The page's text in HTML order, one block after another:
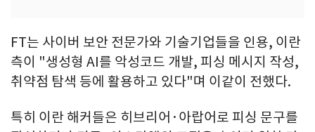
FT는 사이버 보안 전문가와 기술기업들을 인용, 이란
측이 "생성형 AI를 악성코드 개발, 피싱 메시지 작성,
취약점 탐색 등에 활용하고 있다"며 이같이 전했다.
특히 이란 해커들은 히브리어·아랍어로 피싱 문구를